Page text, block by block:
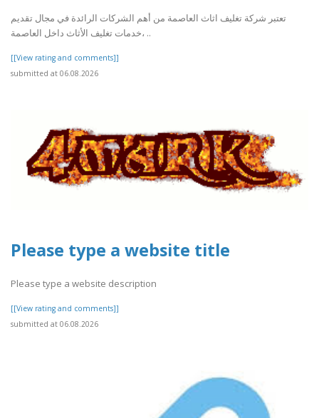
تعتبر شركة تغليف اثاث العاصمة من أهم الشركات الرائدة في مجال تقديم
خدمات تغليف الأثاث داخل العاصمة، ..
[[View rating and comments]]
submitted at 06.08.2026
Please type a website title
Please type a website description
[[View rating and comments]]
submitted at 06.08.2026